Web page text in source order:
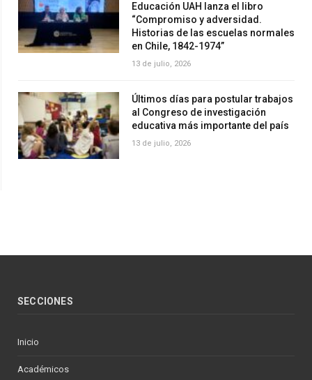
Educación UAH lanza el libro
“Compromiso y adversidad.
Historias de las escuelas normales
en Chile, 1842-1974”
13 de julio, 2026
Últimos días para postular trabajos
al Congreso de investigación
educativa más importante del país
13 de julio, 2026
SECCIONES
Inicio
Académicos